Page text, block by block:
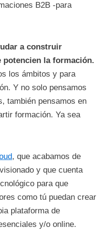
B2B -para
a construir
potencien la formación.
los ámbitos y para
Y no solo pensamos
también pensamos en
formación. Ya sea
, que acabamos de
y que cuenta
para que
como tú puedan crear
plataforma de
y/o online.